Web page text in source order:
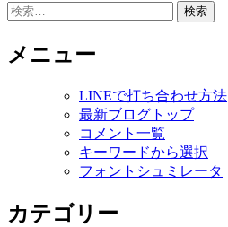
検
メニュー
LINEで打ち合わせ方法
最新ブログトップ
コメント一覧
キーワードから選択
フォントシュミレータ
カテゴリー